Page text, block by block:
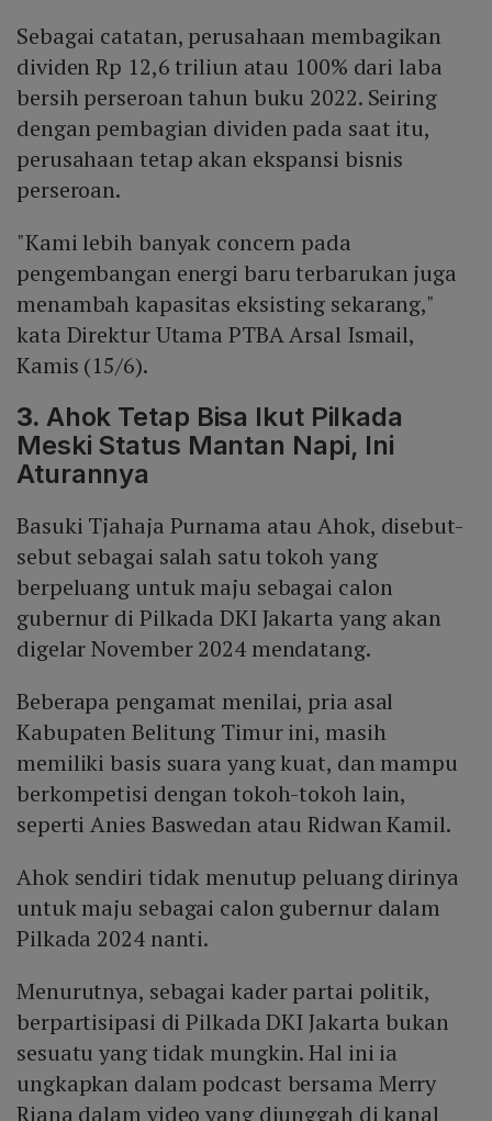
Sebagai catatan, perusahaan membagikan
dividen Rp 12,6 triliun atau 100% dari laba
bersih perseroan tahun buku 2022. Seiring
dengan pembagian dividen pada saat itu,
perusahaan tetap akan ekspansi bisnis
perseroan.
"Kami lebih banyak concern pada
pengembangan energi baru terbarukan juga
menambah kapasitas eksisting sekarang,"
kata Direktur Utama PTBA Arsal Ismail,
Kamis (15/6).
3. Ahok Tetap Bisa Ikut Pilkada
Meski Status Mantan Napi, Ini
Aturannya
Basuki Tjahaja Purnama atau Ahok, disebut-
sebut sebagai salah satu tokoh yang
berpeluang untuk maju sebagai calon
gubernur di Pilkada DKI Jakarta yang akan
digelar November 2024 mendatang.
Beberapa pengamat menilai, pria asal
Kabupaten Belitung Timur ini, masih
memiliki basis suara yang kuat, dan mampu
berkompetisi dengan tokoh-tokoh lain,
seperti Anies Baswedan atau Ridwan Kamil.
Ahok sendiri tidak menutup peluang dirinya
untuk maju sebagai calon gubernur dalam
Pilkada 2024 nanti.
Menurutnya, sebagai kader partai politik,
berpartisipasi di Pilkada DKI Jakarta bukan
sesuatu yang tidak mungkin. Hal ini ia
ungkapkan dalam podcast bersama Merry
Riana dalam video yang diunggah di kanal